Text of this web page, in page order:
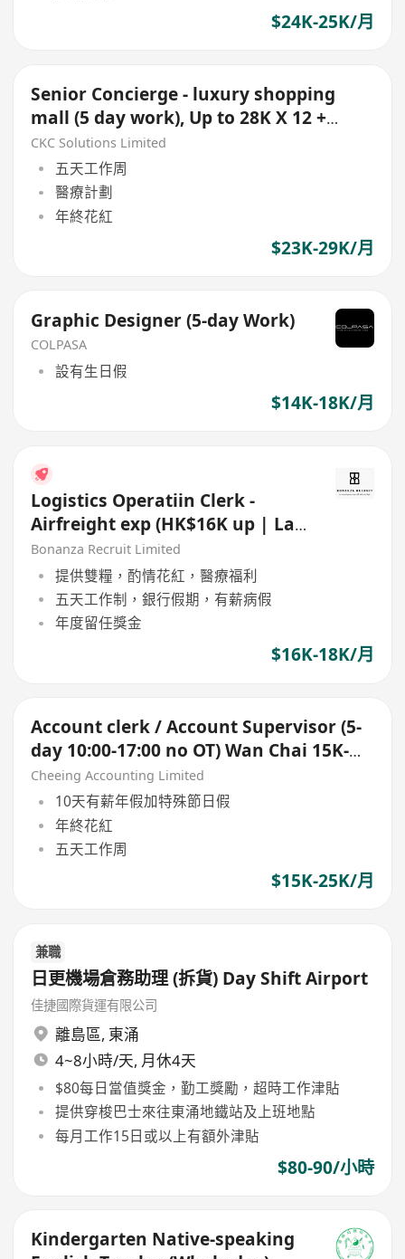
$24K-25K/月
Senior Concierge - luxury shopping
mall (5 day work), Up to 28K X 12 +
Bonus
CKC Solutions Limited
五天工作周
醫療計劃
年終花紅
$23K-29K/月
Graphic Designer (5-day Work)
COLPASA
設有生日假
$14K-18K/月
Logistics Operatiin Clerk -
Airfreight exp (HK$16K up | Lai
Chi Kok | 5 day)
Bonanza Recruit Limited
提供雙糧，酌情花紅，醫療福利
五天工作制，銀行假期，有薪病假
年度留任獎金
$16K-18K/月
Account clerk / Account Supervisor (5-
day 10:00-17:00 no OT) Wan Chai 15K-
25K up
Cheeing Accounting Limited
10天有薪年假加特殊節日假
年終花紅
五天工作周
$15K-25K/月
兼職
日更機場倉務助理 (拆貨) Day Shift Airport
佳捷國際貨運有限公司
離島區, 東涌
4~8小時/天, 月休4天
$80每日當值獎金，勤工獎勵，超時工作津貼
提供穿梭巴士來往東涌地鐵站及上班地點
每月工作15日或以上有額外津貼
$80-90/小時
Kindergarten Native-speaking